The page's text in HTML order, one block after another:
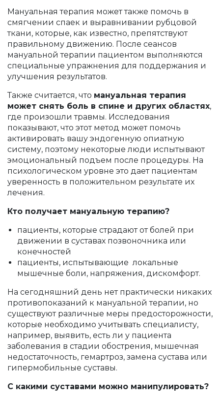
Мануальная терапия может также помочь в
смягчении спаек и выравнивании рубцовой
ткани, которые, как известно, препятствуют
правильному движению. После сеансов
мануальной терапии пациентом выполняются
специальные упражнения для поддержания и
улучшения результатов.
Также считается, что мануальная терапия
может снять боль в спине и других областях,
где произошли травмы. Исследования
показывают, что этот метод может помочь
активировать вашу эндогенную опиатную
систему, поэтому некоторые люди испытывают
эмоциональный подъем после процедуры. На
психологическом уровне это дает пациентам
уверенность в положительном результате их
лечения.
Кто получает мануальную терапию?
пациенты, которые страдают от болей при
движении в суставах позвоночника или
конечностей
пациенты, испытывающие локальные
мышечные боли, напряжения, дискомфорт.
На сегодняшний день нет практически никаких
противопоказаний к мануальной терапии, но
существуют различные меры предосторожности,
которые необходимо учитывать специалисту,
например, выявить, есть ли у пациента
заболевания в стадии обострения, мышечная
недостаточность, гемартроз, замена сустава или
гипермобильные суставы.
С какими суставами можно манипулировать?